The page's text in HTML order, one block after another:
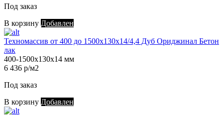
Под заказ
В корзину Добавлен
Техномассив от 400 до 1500х130х14/4,4 Дуб Ориджинал Бетон
лак
400-1500х130х14 мм
6 436 р/м2
Под заказ
В корзину Добавлен